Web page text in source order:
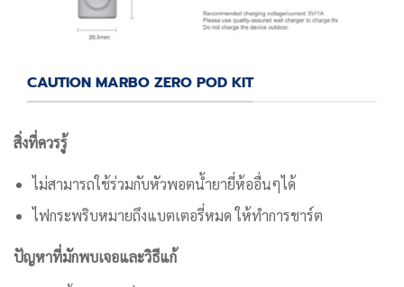
CAUTION MARBO ZERO POD KIT
สิ่งที่ควรรู้
ไม่สามารถใช้ร่วมกับหัวพอตน้ำยายี่ห้ออื่นๆได้
ไฟกระพริบหมายถึงแบตเตอรี่หมด ให้ทำการชาร์ต
ปัญหาที่มักพบเจอและวิธีแก้